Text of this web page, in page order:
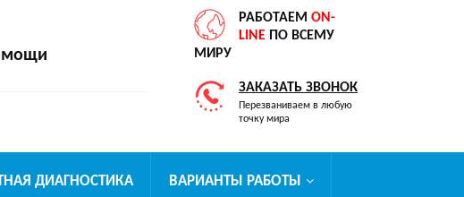
РАБОТАЕМ ON-
LINE ПО ВСЕМУ
МИРУ
ЗАКАЗАТЬ ЗВОНОК
Перезваниваем в любую
точку мира
ДИАГНОСТИКА ВАРИАНТЫ РАБОТЫ